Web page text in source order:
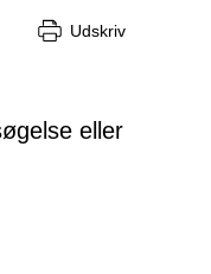
Udskriv
eller